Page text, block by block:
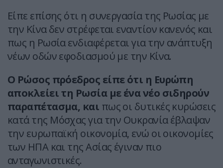
Είπε επίσης ότι η συνεργασία της Ρωσίας με
την Κίνα δεν στρέφεται εναντίον κανενός και
πως η Ρωσία ενδιαφέρεται για την ανάπτυξη
νέων οδών εφοδιασμού με την Κίνα.
Ο Ρώσος πρόεδρος είπε ότι η Ευρώπη
αποκλείει τη Ρωσία με ένα νέο σιδηρούν
παραπέτασμα, και πως οι δυτικές κυρώσεις
κατά της Μόσχας για την Ουκρανία έβλαψαν
την ευρωπαϊκή οικονομία, ενώ οι οικονομίες
των ΗΠΑ και της Ασίας έγιναν πιο
ανταγωνιστικές.